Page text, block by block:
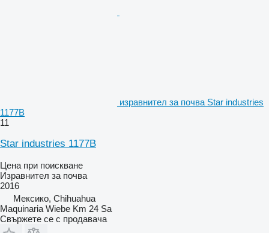
изравнител за почва Star industries
1177B
11
Star industries 1177B
Цена при поискване
Изравнител за почва
2016
Мексико, Chihuahua
Maquinaria Wiebe Km 24 Sa
Свържете се с продавача